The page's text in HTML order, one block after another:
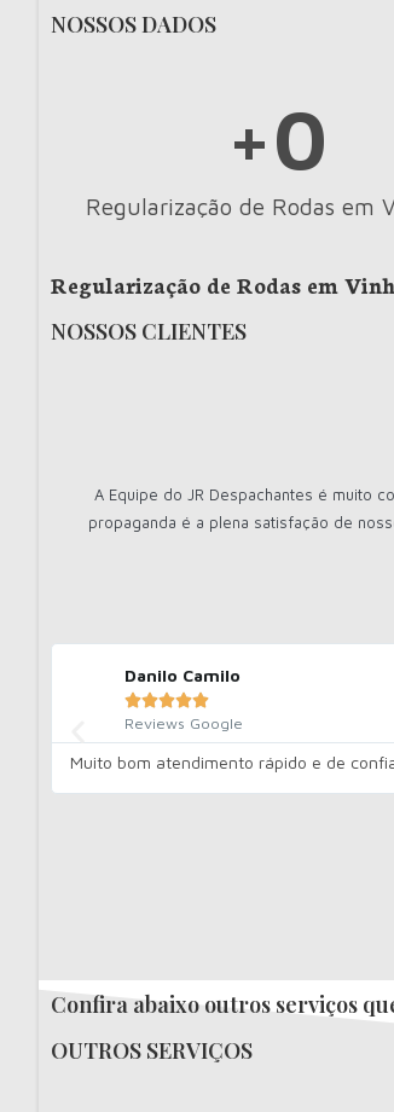
NOSSOS DADOS
Regularização de Rodas em
+0
Regularização de Rodas em
NOSSOS CLIENTES
A Equipe do JR Despachantes é muito
propaganda é a plena satisfação de
Danilo Camilo

Reviews Google
Muito bom atendimento rápido e de
Confira abaixo outros serviços
OUTROS SERVIÇOS